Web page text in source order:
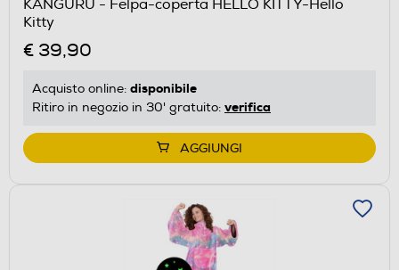
KANGURU - Felpa-coperta HELLO KITTY-Hello
Kitty
€ 39,90
Acquisto online: disponibile
Ritiro in negozio in 30' gratuito: verifica
AGGIUNGI